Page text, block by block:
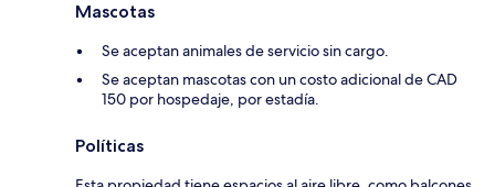
Mascotas
Se aceptan animales de servicio sin cargo.
Se aceptan mascotas con un costo adicional de CAD
150 por hospedaje, por estadía.
Políticas